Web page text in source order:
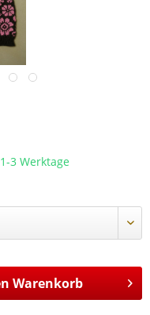
3 Werktage
Warenkorb